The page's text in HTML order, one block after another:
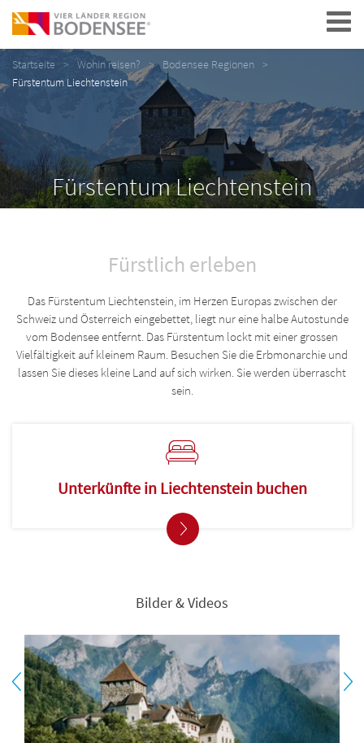
Navigation
Startseite Wohin reisen?
Bodensee Regionen
Fürstentum Liechtenstein
Fürstentum Liechtenstein
Fürstlich erleben
Das Fürstentum Liechtenstein, im Herzen Europas zwischen der
Schweiz und Österreich eingebettet, liegt nur eine halbe Autostunde
vom Bodensee entfernt. Das Fürstentum lockt mit einer grossen
Vielfältigkeit auf kleinem Raum. Besuchen Sie die Erbmonarchie und
lassen Sie dieses kleine Land auf sich wirken. Sie werden überrascht
sein.
Unterkünfte in Liechtenstein buchen
Bilder & Videos